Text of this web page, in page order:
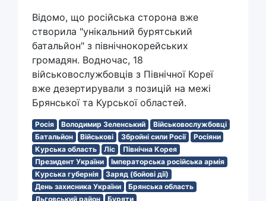
Відомо, що російська сторона вже
створила "унікальний бурятський
батальйон" з північнокорейських
громадян. Водночас, 18
військовослужбовців з Північної Кореї
вже дезертирували з позицій на межі
Брянської та Курської областей.
Росія Володимир Зеленський
Військовослужбовці
Батальйон
Військові Збройні сили Росії
Росіяни
Курська область
Ліс
Північна Корея
Президент України
Імператорська російська армія
Курська губернія
Заряд (бойові дії)
День захисника України
Брянська область
Льговський район
Буряти